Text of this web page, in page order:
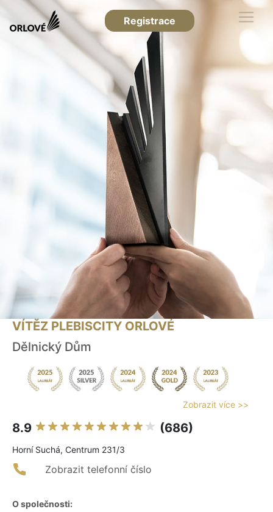
Registrace
VÍTĚZ PLEBISCITY ORLOVÉ
Dělnický Dům
Zobrazit více >>
8.9 (686)
Horní Suchá, Centrum 231/3
Zobrazit telefonní číslo
O společnosti: